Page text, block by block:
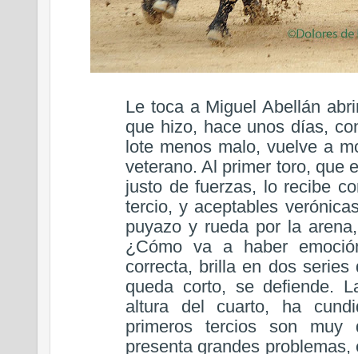
Le toca a Miguel Abellán
que hizo, hace unos días,
lote menos malo, vuelve a
veterano. Al primer toro, que
justo de fuerzas, lo recibe
tercio, y aceptables
puyazo y rueda por la
¿Cómo va a haber
correcta, brilla en dos
queda corto, se defiende.
altura del cuarto, ha
primeros tercios son
presenta grandes